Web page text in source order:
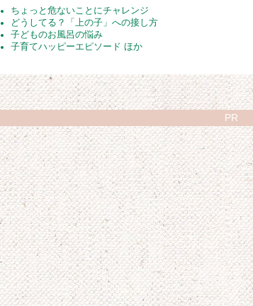
ちょっと危ないことにチャレンジ
どうしてる？「上の子」への接し方
子どものお風呂の悩み
子育てハッピーエピソード ほか
PR